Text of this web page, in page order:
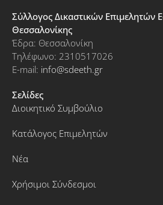
Σύλλογος Δικαστικών Επιμελητών
Θεσσαλονίκης
Έδρα: Θεσσαλονίκη
Τηλέφωνο: 2310517026
E-mail: info@sdeeth.gr
Σελίδες
Διοικητικό Συμβούλιο
Κατάλογος Επιμελητών
Νέα
Χρήσιμοι Σύνδεσμοι